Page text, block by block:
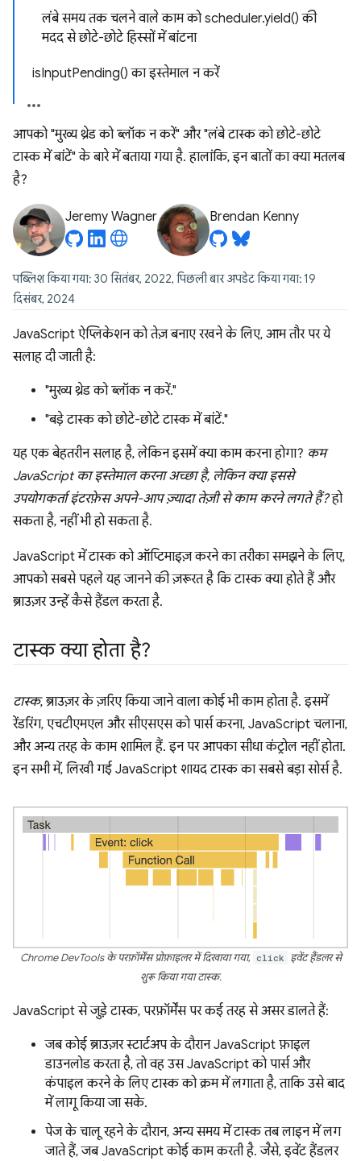
लंबे समय तक चलने वाले काम को scheduler.yield() की
मदद से छोटे-छोटे हिस्सों में बांटना
isInputPending() का इस्तेमाल न करें
आपको "मुख्य थ्रेड को ब्लॉक न करें" और "लंबे टास्क को छोटे-छोटे
टास्क में बांटें" के बारे में बताया गया है. हालांकि, इन बातों का क्या मतलब
है?
Jeremy Wagner Brendan Kenny
पब्लिश किया गया: 30 सितंबर, 2022, पिछली बार अपडेट किया गया: 19
दिसंबर, 2024
JavaScript ऐप्लिकेशन को तेज़ बनाए रखने के लिए, आम तौर पर ये
सलाह दी जाती है:
"मुख्य थ्रेड को ब्लॉक न करें."
"बड़े टास्क को छोटे-छोटे टास्क में बांटें."
यह एक बेहतरीन सलाह है, लेकिन इसमें क्या काम करना होगा? कम
JavaScript का इस्तेमाल करना अच्छा है, लेकिन क्या इससे
उपयोगकर्ता इंटरफ़ेस अपने-आप ज़्यादा तेज़ी से काम करने लगते हैं?हो
सकता है, नहीं भी हो सकता है.
JavaScript में टास्क को ऑप्टिमाइज़ करने का तरीका समझने के लिए,
आपको सबसे पहले यह जानने की ज़रूरत है कि टास्क क्या होते हैं और
ब्राउज़र उन्हें कैसे हैंडल करता है.
टास्क क्या होता है?
टास्क, ब्राउज़र के ज़रिए किया जाने वाला कोई भी काम होता है. इसमें
रेंडरिंग, एचटीएमएल और सीएसएस को पार्स करना, JavaScript चलाना,
और अन्य तरह के काम शामिल हैं. इन पर आपका सीधा कंट्रोल नहीं होता.
इन सभी में, लिखी गई JavaScript शायद टास्क का सबसे बड़ा सोर्स है.
Chrome DevTools के परफ़ॉर्मेंस प्रोफ़ाइलर में दिखाया गया, click इवेंट हैंडलर से
शुरू किया गया टास्क.
JavaScript से जुड़े टास्क, परफ़ॉर्मेंस पर कई तरह से असर डालते हैं:
जब कोई ब्राउज़र स्टार्टअप के दौरान JavaScript फ़ाइल
डाउनलोड करता है, तो वह उस JavaScript को पार्स और
कंपाइल करने के लिए टास्क को क्रम में लगाता है, ताकि उसे बाद
में लागू किया जा सके.
पेज के चालू रहने के दौरान, अन्य समय में टास्क तब लाइन में लग
जाते हैं, जब JavaScript कोई काम करती है. जैसे, इवेंट हैंडलर